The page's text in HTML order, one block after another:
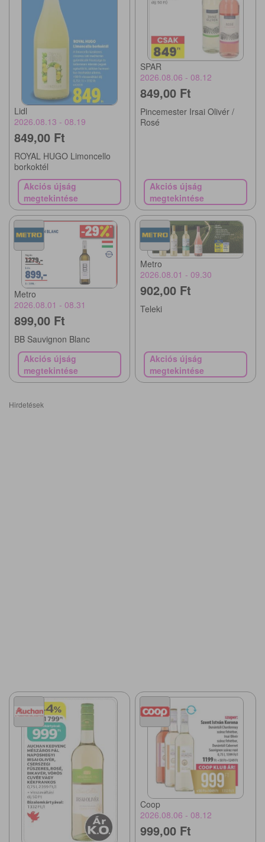
Lidl
2026.08.13 - 08.19
849,00 Ft
ROYAL HUGO Limoncello
borkoktél
Akciós újság
megtekintése
SPAR
2026.08.06 - 08.12
849,00 Ft
Pincemester Irsai Olivér /
Rosé
Akciós újság
megtekintése
Metro
2026.08.01 - 08.31
899,00 Ft
BB Sauvignon Blanc
Akciós újság
megtekintése
Metro
2026.08.01 - 09.30
902,00 Ft
Teleki
Akciós újság
megtekintése
Hirdetések
Coop
2026.08.06 - 08.12
999,00 Ft